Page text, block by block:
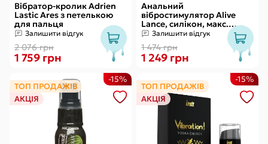
Вібратор-кролик Adrien
Lastic Ares з петелькою
для пальця
Залишити відгук
2 076 грн
1 759 грн
Анальний
вібростимулятор Alive
Lance, силікон, макс.
діаметр 2,9 см
(передостання кулька)
Залишити відгук
1 474 грн
1 249 грн
ТОП ПРОДАЖІВ
АКЦІЯ
-15%
ТОП ПРОДАЖІВ
АКЦІЯ
-15%